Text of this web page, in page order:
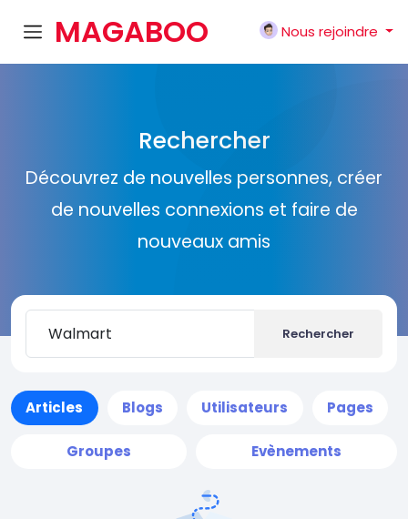
MAGABOO
Nous rejoindre
Rechercher
Découvrez de nouvelles personnes, créer
de nouvelles connexions et faire de
nouveaux amis
Rechercher
Articles Blogs Utilisateurs Pages
Groupes Evènements